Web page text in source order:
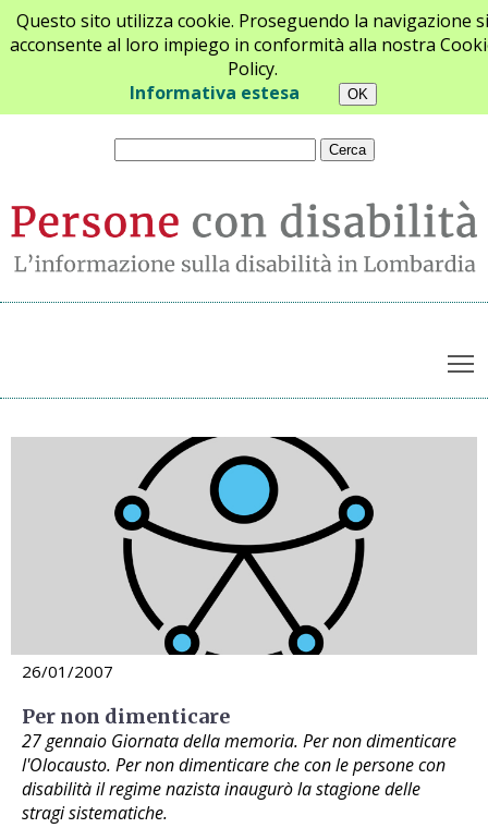
Questo sito utilizza cookie. Proseguendo la navigazione si
acconsente al loro impiego in conformità alla nostra
Policy.
Informativa estesa
Chi siamo Newsletter Contatti
Archivio notizie
26/01/2007
Per non dimenticare
27 gennaio Giornata della memoria. Per non dimenticare
l'Olocausto. Per non dimenticare che con le persone con
disabilità il regime nazista inaugurò la stagione delle
stragi sistematiche.